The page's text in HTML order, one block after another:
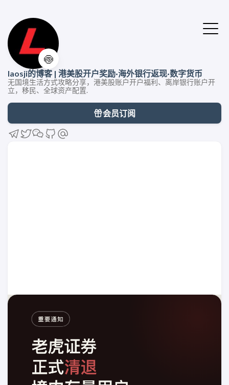
🍥
laosji的博客 | 港美股开户奖励·海外银行返现·数字货币
无国境生活方式攻略分享，港美股账户开户福利、离岸银行账户开
立，移民、全球资产配置.
会员订阅